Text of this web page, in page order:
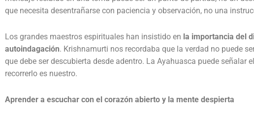
que necesita desentrañarse con paciencia y observación, no una
Los grandes maestros espirituales han insistido en la importancia del
autoindagación. Krishnamurti nos recordaba que la verdad no puede
que debe ser descubierta desde adentro. La Ayahuasca puede señalar
recorrerlo es nuestro.
Aprender a escuchar con el corazón abierto y la mente despierta